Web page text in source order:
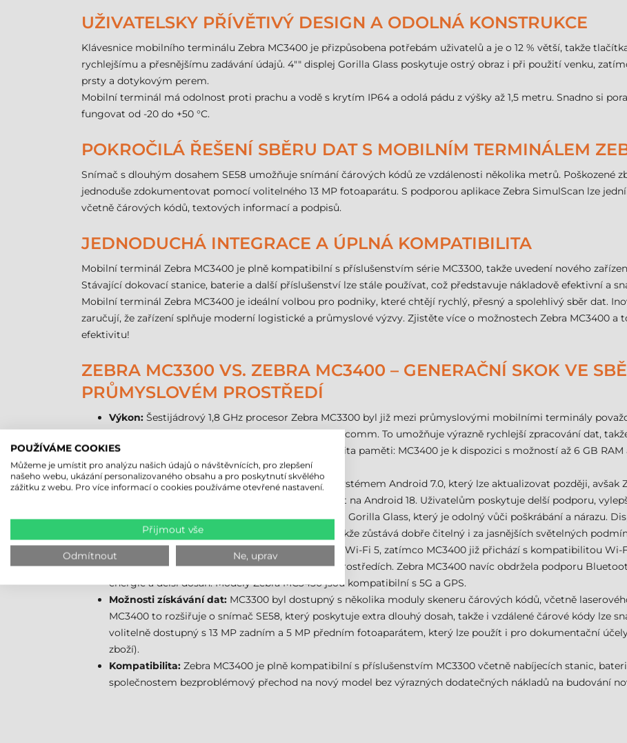
UŽIVATELSKY PŘÍVĚTIVÝ DESIGN A ODOLNÁ KONSTRUKCE
Klávesnice mobilního terminálu Zebra MC3400 je přizpůsobena potřebám uživatelů a je o 12 % větší, takže
rychlejšímu a přesnějšímu zadávání údajů. 4"" displej Gorilla Glass poskytuje ostrý obraz i při použití venku,
prsty a dotykovým perem.
Mobilní terminál má odolnost proti prachu a vodě s krytím IP64 a odolá pádu z výšky až 1,5 metru. Snadno si
fungovat od -20 do +50 °C.
POKROČILÁ ŘEŠENÍ SBĚRU DAT S MOBILNÍM TERMINÁLEM
Snímač s dlouhým dosahem SE58 umožňuje snímání čárových kódů ze vzdálenosti několika metrů. Poškozené
jednoduše zdokumentovat pomocí volitelného 13 MP fotoaparátu. S podporou aplikace Zebra SimulScan lze
včetně čárových kódů, textových informací a podpisů.
JEDNODUCHÁ INTEGRACE A ÚPLNÁ KOMPATIBILITA
Mobilní terminál Zebra MC3400 je plně kompatibilní s příslušenstvím série MC3300, takže uvedení nového
Stávající dokovací stanice, baterie a další příslušenství lze stále používat, což představuje nákladově efektivní a
Mobilní terminál Zebra MC3400 je ideální volbou pro podniky, které chtějí rychlý, přesný a spolehlivý sběr dat.
zaručují, že zařízení splňuje moderní logistické a průmyslové výzvy. Zjistěte více o možnostech Zebra MC3400 a
efektivitu!
ZEBRA MC3300 VS. ZEBRA MC3400 – GENERAČNÍ SKOK VE
PRŮMYSLOVÉM PROSTŘEDÍ
Výkon: Šestijádrový 1,8 GHz procesor Zebra MC3300 byl již mezi průmyslovými mobilními terminály
výkon s osmijádrovým 2,4 GHz procesorem Qualcomm. To umožňuje výrazně rychlejší zpracování dat,
přerušení i při velké zátěži. Zvětšila se také kapacita paměti: MC3400 je k dispozici s možností až 6 GB
a složitější aplikace lze snadno zvládnout.
Operační systém:Zebra MC3300 se dodává se systémem Android 7.0, který lze aktualizovat později, avšak
Android 13 a v budoucnu je možné jej upgradovat na Android 18. Uživatelům poskytuje delší podporu,
Displej:Obě zařízení jsou vybavena 4"" displejem Gorilla Glass, který je odolný vůči poškrábání a nárazu.
ovládáním jasu a ještě lepší viditelností venku, takže zůstává dobře čitelný i za jasnějších světelných
Bezdrátová připojení:Zebra MC3300 podporuje Wi-Fi 5, zatímco MC3400 již přichází s kompatibilitou Wi-
spolehlivější připojení i v přeplněných síťových prostředích. Zebra MC3400 navíc obdržela podporu
energie a delší dosah. Modely Zebra MC3450 jsou kompatibilní s 5G a GPS.
Možnosti získávání dat: MC3300 byl dostupný s několika moduly skeneru čárových kódů, včetně
MC3400 to rozšiřuje o snímač SE58, který poskytuje extra dlouhý dosah, takže i vzdálené čárové kódy lze
volitelně dostupný s 13 MP zadním a 5 MP předním fotoaparátem, který lze použít i pro dokumentační
zboží).
Kompatibilita: Zebra MC3400 je plně kompatibilní s příslušenstvím MC3300 včetně nabíjecích stanic,
společnostem bezproblémový přechod na nový model bez výrazných dodatečných nákladů na budování
POUŽÍVÁME COOKIES
Můžeme je umístit pro analýzu našich údajů o návštěvnících, pro zlepšení
našeho webu, ukázání personalizovaného obsahu a pro poskytnutí skvělého
zážitku z webu. Pro více informací o cookies používáme otevřené nastavení.
Přijmout vše
Odmítnout Ne, uprav